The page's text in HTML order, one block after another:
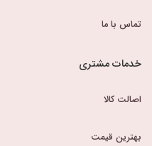
تماس با ما
خدمات مشتری
اصالت کالا
بهترین قیمت